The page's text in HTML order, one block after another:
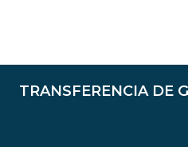
TRANSFERENCIA DE